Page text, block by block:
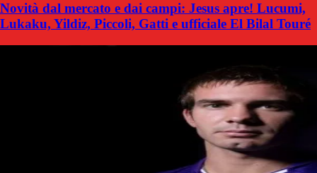
Novità dal mercato e dai campi: Jesus apre! Lucumi,
Lukaku, Yildiz, Piccoli, Gatti e ufficiale El Bilal Touré